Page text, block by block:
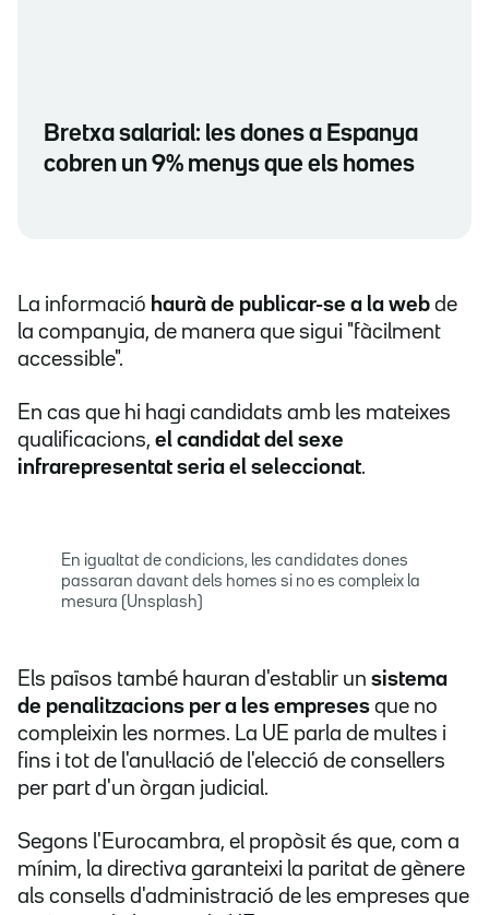
Bretxa salarial: les dones a Espanya
cobren un 9% menys que els homes
La informació haurà de publicar-se a la web de
la companyia, de manera que sigui "fàcilment
accessible".
En cas que hi hagi candidats amb les mateixes
qualificacions, el candidat del sexe
infrarepresentat seria el seleccionat.
En igualtat de condicions, les candidates dones
passaran davant dels homes si no es compleix la
mesura (Unsplash)
Els països també hauran d'establir un sistema
de penalitzacions per a les empreses que no
compleixin les normes. La UE parla de multes i
fins i tot de l'anul·lació de l'elecció de consellers
per part d'un òrgan judicial.
Segons l'Eurocambra, el propòsit és que, com a
mínim, la directiva garanteixi la paritat de gènere
als consells d'administració de les empreses que